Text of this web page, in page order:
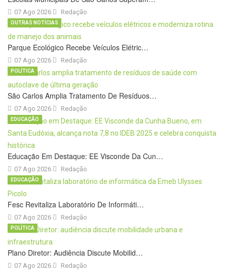
07 Ago 2026 Redação
Parque Ecológico Recebe Veículos Elétric…
07 Ago 2026
OUTRAS NOTÍCIAS
Redação
São Carlos Amplia Tratamento De Resíduos…
07 Ago 2026
POLÍTICA
Redação
Educação Em Destaque: EE Visconde Da Cun…
07 Ago 2026
EDUCAÇÃO
Redação
Fesc Revitaliza Laboratório De Informáti…
07 Ago 2026
EDUCAÇÃO
Redação
Plano Diretor: Audiência Discute Mobilid…
07 Ago 2026
POLÍTICA
Redação